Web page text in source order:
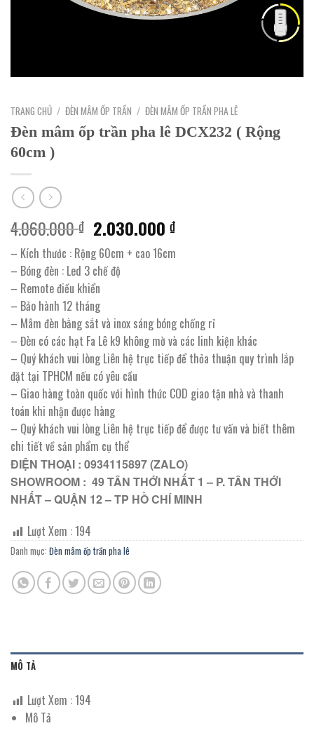
TRANG CHỦ / ĐÈN MÂM ỐP TRẦN / ĐÈN MÂM ỐP TRẦN PHA LÊ
Đèn mâm ốp trần pha lê DCX232 ( Rộng
60cm )
4.060.000₫ Giá
gốc
là:
4.060.000 ₫.
2.030.000₫Giá
hiện
tại
– Kích thước : Rộng 60cm + cao 16cm
– Bóng đèn : Led 3 chế độ
– Remote điều khiển
– Bảo hành 12 tháng
– Mâm đèn bằng sắt và inox sáng bóng chống rỉ
– Đèn có các hạt Fa Lê k9 không mờ và các linh kiện khác
– Quý khách vui lòng Liên hệ trực tiếp để thỏa thuận quy trình lắp
đặt tại TPHCM nếu có yêu cầu
– Giao hàng toàn quốc với hình thức COD giao tận nhà và thanh
toán khi nhận được hàng
– Quý khách vui lòng Liên hệ trực tiếp để được tư vấn và biết thêm
chi tiết về sản phẩm cụ thể
ĐIỆN THOẠI : 0934115897 (ZALO)
SHOWROOM : 49 TÂN THỚI NHẤT 1 – P. TÂN THỚI
NHẤT – QUẬN 12 – TP HỒ CHÍ MINH
Lượt Xem :194
Danh mục: Đèn mâm ốp trần pha lê
MÔ TẢ
Lượt Xem :194
Mô Tả